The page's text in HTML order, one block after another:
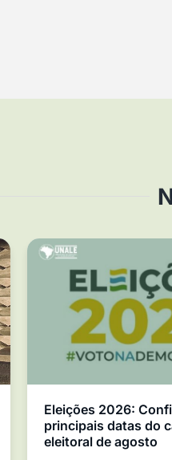
Eleições 2026:
principais datas do
eleitoral de agosto